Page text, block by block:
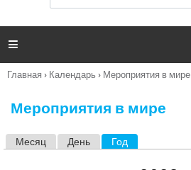
п
и

Вы
Главная › Календарь › Мероприятия в мире
Мероприятия в мире
Месяц День Год